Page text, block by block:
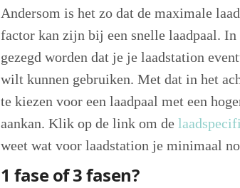
Andersom is het zo dat de maximale
factor kan zijn bij een snelle laadpaal.
gezegd worden dat je je laadstation
wilt kunnen gebruiken. Met dat in het
te kiezen voor een laadpaal met een
aankan. Klik op de link om de
weet wat voor laadstation je minimaal
1 fase of 3 fasen?